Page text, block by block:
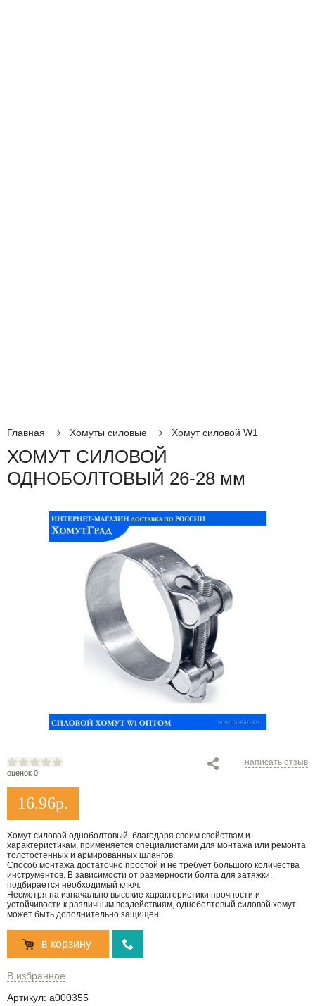
Главная Хомуты силовые Хомут силовой W1
ХОМУТ СИЛОВОЙ
ОДНОБОЛТОВЫЙ 26-28 мм
оценок 0
написать отзыв
16.96р.
Хомут силовой одноболтовый, благодаря своим свойствам и
характеристикам, применяется специалистами для монтажа или ремонта
толстостенных и армированных шлангов.
Способ монтажа достаточно простой и не требует большого количества
инструментов. В зависимости от размерности болта для затяжки,
подбирается необходимый ключ.
Несмотря на изначально высокие характеристики прочности и
устойчивости к различным воздействиям, одноболтовый силовой хомут
может быть дополнительно защищен.
в корзину
В избранное
Артикул: a000355